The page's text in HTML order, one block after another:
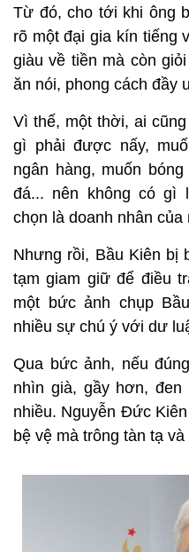
Từ đó, cho tới khi ông
rõ một đại gia kín tiếng
giàu về tiền mà còn
ăn nói, phong cách đầy
Vì thế, một thời, ai
gì phải được nấy,
ngân hàng, muốn
đá... nên không có gì
chọn là doanh nhân của
Nhưng rồi, Bầu Kiên bị
tạm giam giữ để điều
một bức ảnh chụp
nhiều sự chú ý với dư
Qua bức ảnh, nếu
nhìn già, gầy hơn,
nhiều. Nguyễn Đức
bệ vệ mà trông tàn tạ